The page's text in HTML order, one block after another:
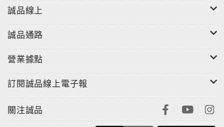
誠品線上
誠品通路
營業據點
訂閱誠品線上電子報
關注誠品